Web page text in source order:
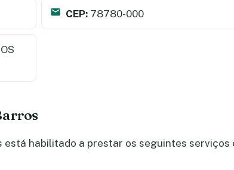
CEP: 78780-000
está habilitado a prestar os seguintes serviços